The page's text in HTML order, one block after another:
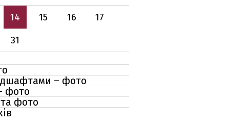
14 15 16
17
31
– фото
фото
фото